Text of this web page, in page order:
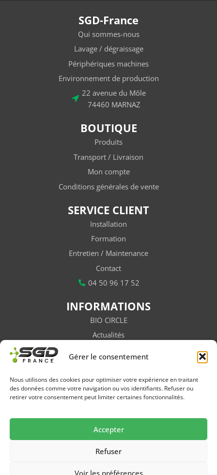
Gérer le consentement
Nous utilisons des cookies pour optimiser votre expérience en traitant
des données comme votre navigation ou vos identifiants. Refuser ou
retirer votre consentement peut limiter certaines fonctionnalités.
Accepter
Refuser
Voir les préférences
SGD-France
Qui sommes-nous
Lavage / dégraissage
Périphériques machines
Environnement de production
22 avenue du Môle
74460 MARNAZ
BOUTIQUE
Produits
Transport / Livraison
Mon compte
Conditions générales de vente
SERVICE CLIENT
Installation
Formation
Entretien / Maintenance
Contact
04 50 96 17 52
INFORMATIONS
BIO CIRCLE
Actualités
Salons / Évènements
Newsletter
Suivez-nous sur les réseaux